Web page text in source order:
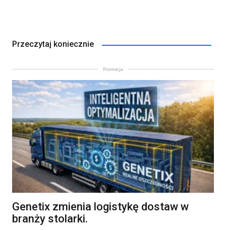
Przeczytaj koniecznie
Promocja
Genetix zmienia logistykę dostaw w
branży stolarki.